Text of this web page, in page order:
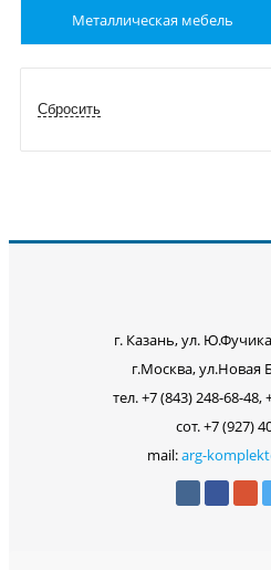
Металлическая мебель
г. Казань, ул.
г.Москва, ул.Новая
тел. +7 (843) 248-68-48,
сот. +7 (927)
mail:arg-